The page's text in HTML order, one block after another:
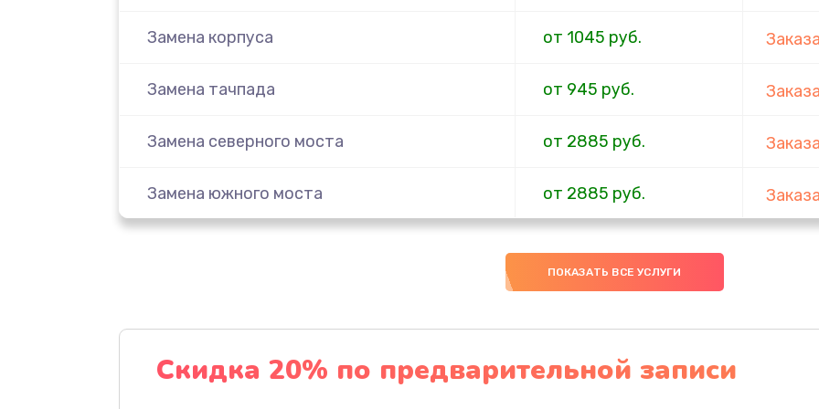
Замена корпуса от 1045 руб.
Замена тачпада от 945 руб.
Замена северного моста от 2885 руб.
Замена южного моста от 2885 руб.
от 990 руб.
ПОКАЗАТЬ ВСЕ УСЛУГИ
Скидка 20% по предварительной записи